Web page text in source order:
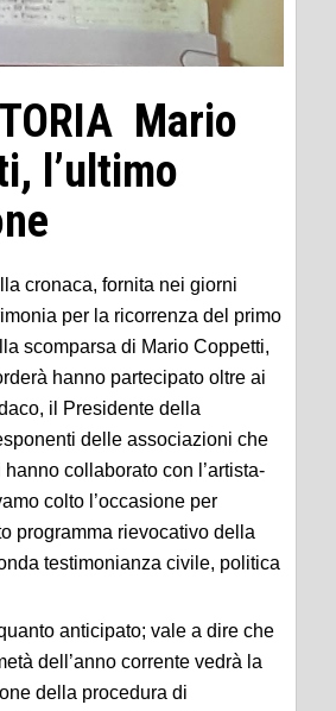
Mario
l’ultimo
cronaca, fornita nei giorni
per la ricorrenza del primo
scomparsa di Mario Coppetti,
hanno partecipato oltre ai
il Presidente della
delle associazioni che
collaborato con l’artista-
colto l’occasione per
programma rievocativo della
testimonianza civile, politica
anticipato; vale a dire che
dell’anno corrente vedrà la
della procedura di